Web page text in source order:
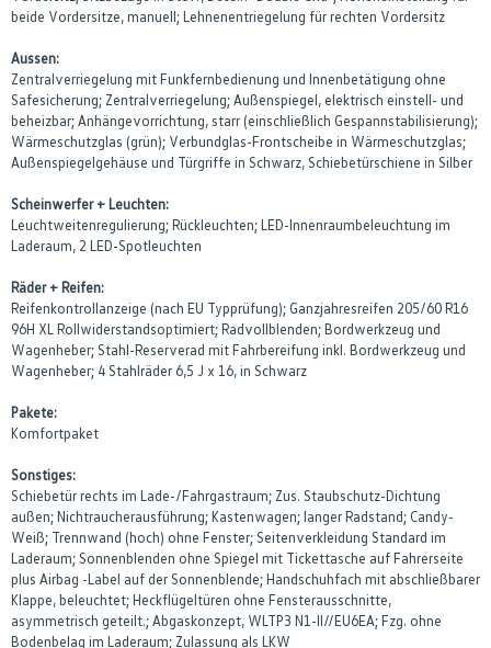
beide Vordersitze, manuell; Lehnenentriegelung für rechten Vordersitz
Aussen:
Zentralverriegelung mit Funkfernbedienung und Innenbetätigung ohne
Safesicherung; Zentralverriegelung; Außenspiegel, elektrisch einstell- und
beheizbar; Anhängevorrichtung, starr (einschließlich Gespannstabilisierung);
Wärmeschutzglas (grün); Verbundglas-Frontscheibe in Wärmeschutzglas;
Außenspiegelgehäuse und Türgriffe in Schwarz, Schiebetürschiene in Silber
Scheinwerfer + Leuchten:
Leuchtweitenregulierung; Rückleuchten; LED-Innenraumbeleuchtung im
Laderaum, 2 LED-Spotleuchten
Räder + Reifen:
Reifenkontrollanzeige (nach EU Typprüfung); Ganzjahresreifen 205/60 R16
96H XL Rollwiderstandsoptimiert; Radvollblenden; Bordwerkzeug und
Wagenheber; Stahl-Reserverad mit Fahrbereifung inkl. Bordwerkzeug und
Wagenheber; 4 Stahlräder 6,5 J x 16, in Schwarz
Pakete:
Komfortpaket
Sonstiges:
Schiebetür rechts im Lade-/Fahrgastraum; Zus. Staubschutz-Dichtung
außen; Nichtraucherausführung; Kastenwagen; langer Radstand; Candy-
Weiß; Trennwand (hoch) ohne Fenster; Seitenverkleidung Standard im
Laderaum; Sonnenblenden ohne Spiegel mit Tickettasche auf Fahrerseite
plus Airbag -Label auf der Sonnenblende; Handschuhfach mit abschließbarer
Klappe, beleuchtet; Heckflügeltüren ohne Fensterausschnitte,
asymmetrisch geteilt.; Abgaskonzept, WLTP3 N1-II//EU6EA; Fzg. ohne
Bodenbelag im Laderaum; Zulassung als LKW